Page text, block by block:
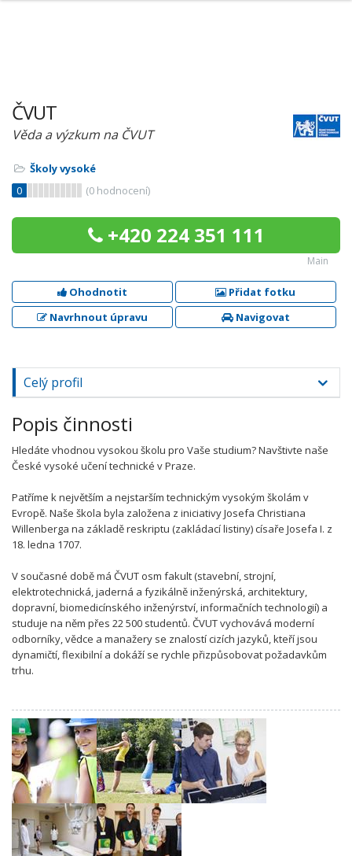
ČVUT
Věda a výzkum na ČVUT
Školy vysoké
0
(0 hodnocení)
+420 224 351 111
Main
Ohodnotit
Přidat fotku
Navrhnout úpravu
Navigovat
Celý profil
Popis činnosti
Hledáte vhodnou vysokou školu pro Vaše studium? Navštivte naše
České vysoké učení technické v Praze.
Patříme k největším a nejstarším technickým vysokým školám v
Evropě. Naše škola byla založena z iniciativy Josefa Christiana
Willenberga na základě reskriptu (zakládací listiny) císaře Josefa I. z
18. ledna 1707.
V současné době má ČVUT osm fakult (stavební, strojní,
elektrotechnická, jaderná a fyzikálně inženýrská, architektury,
dopravní, biomedicínského inženýrství, informačních technologií) a
studuje na něm přes 22 500 studentů. ČVUT vychovává moderní
odborníky, vědce a manažery se znalostí cizích jazyků, kteří jsou
dynamičtí, flexibilní a dokáží se rychle přizpůsobovat požadavkům
trhu.